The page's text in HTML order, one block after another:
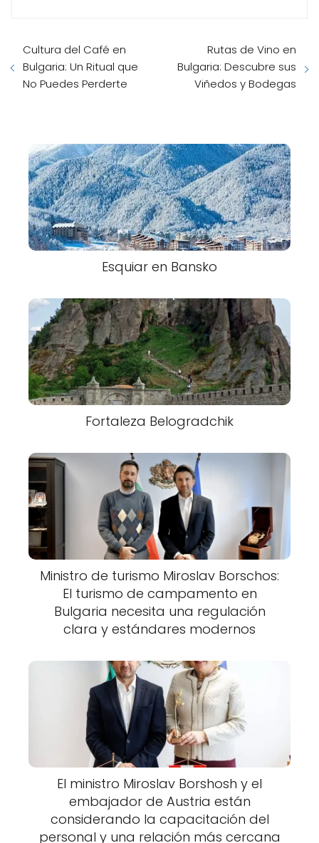
Cultura del Café en
Bulgaria: Un Ritual que
No Puedes Perderte
Rutas de Vino en
Bulgaria: Descubre sus
Viñedos y Bodegas
Esquiar en Bansko
Fortaleza Belogradchik
Ministro de turismo Miroslav Borschos:
El turismo de campamento en
Bulgaria necesita una regulación
clara y estándares modernos
El ministro Miroslav Borshosh y el
embajador de Austria están
considerando la capacitación del
personal y una relación más cercana